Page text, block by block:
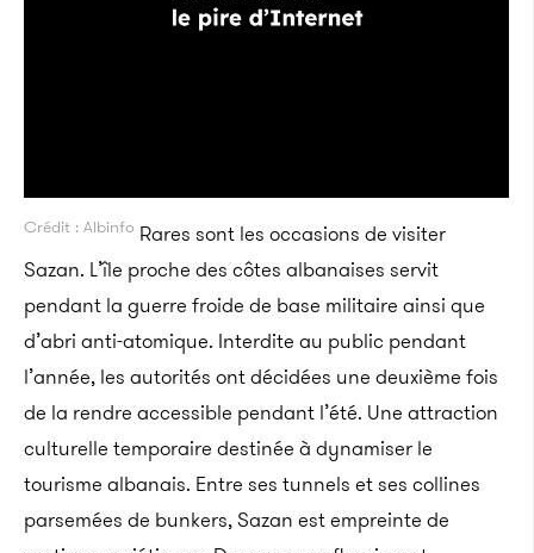
Crédit : Albinfo Rares sont les occasions de visiter
Sazan. L’île proche des côtes albanaises servit
pendant la guerre froide de base militaire ainsi que
d’abri anti-atomique. Interdite au public pendant
l’année, les autorités ont décidées une deuxième fois
de la rendre accessible pendant l’été. Une attraction
culturelle temporaire destinée à dynamiser le
tourisme albanais. Entre ses tunnels et ses collines
parsemées de bunkers, Sazan est empreinte de